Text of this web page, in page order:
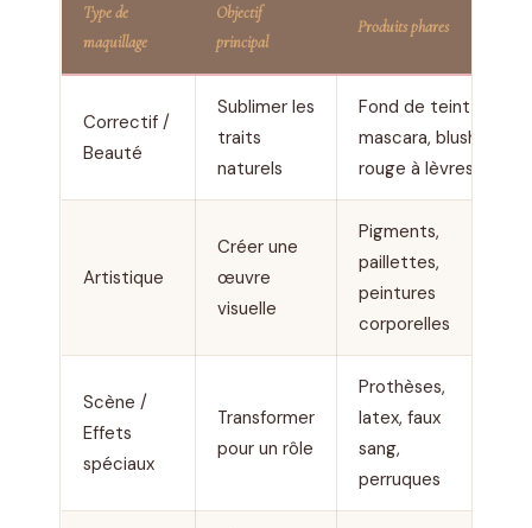
Type de
maquillage
Objectif
principal
Produits phares
Correctif /
Beauté
Sublimer les
traits
naturels
Fond de teint,
mascara, blush,
rouge à lèvres
Artistique
Créer une
œuvre
visuelle
Pigments,
paillettes,
peintures
corporelles
Scène /
Effets
spéciaux
Transformer
pour un rôle
Prothèses,
latex, faux
sang,
perruques